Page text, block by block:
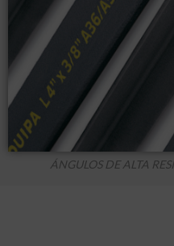
ÁNGULOS DE ALTA